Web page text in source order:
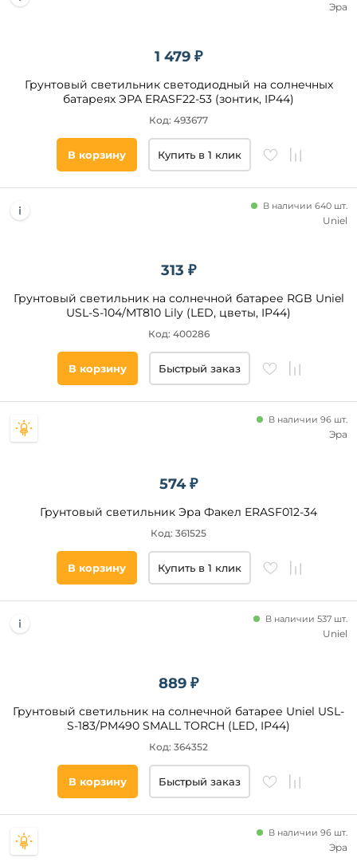
1 479 ₽
Грунтовый светильник светодиодный на солнечных
батареях ЭРА ERASF22-53 (зонтик, IP44)
Код: 493677
Эра
В корзину Купить в 1 клик
313 ₽
Грунтовый светильник на солнечной батарее RGB Uniel
USL-S-104/MT810 Lily (LED, цветы, IP44)
В наличии 640 шт.
Код: 400286
Uniel
В корзину Быстрый заказ
574 ₽
Грунтовый светильник Эра Факел ERASF012-34
В наличии 96 шт.
Код: 361525
Эра
В корзину Купить в 1 клик
889 ₽
Грунтовый светильник на солнечной батарее Uniel USL-
S-183/PM490 SMALL TORCH (LED, IP44)
В наличии 537 шт.
Код: 364352
Uniel
В корзину Быстрый заказ
В наличии 96 шт.
Эра